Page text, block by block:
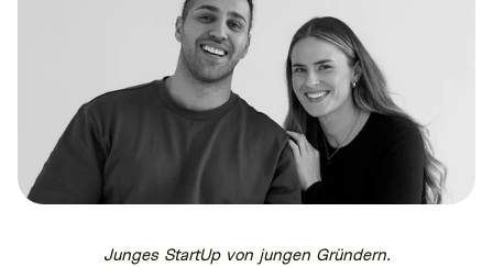
Junges StartUp von jungen Gründern.